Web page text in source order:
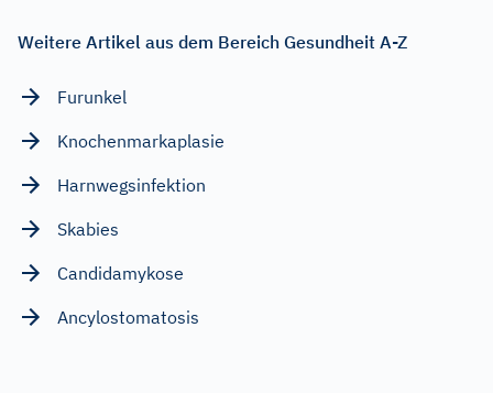
Weitere Artikel aus dem Bereich Gesundheit A-Z
Furunkel
Knochenmarkaplasie
Harnwegsinfektion
Skabies
Candidamykose
Ancylostomatosis